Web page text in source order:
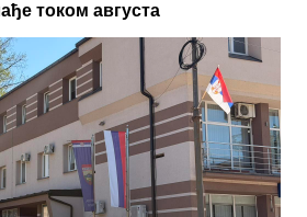
током августа